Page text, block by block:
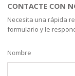
CONTACTE CON
Necesita una rápida
formulario y le
Nombre